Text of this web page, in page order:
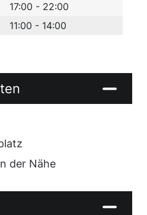
17:00 - 22:00
11:00 - 14:00
der Nähe